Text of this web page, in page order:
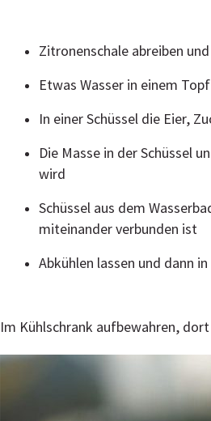
Zitronenschale abreiben
Etwas Wasser in einem
In einer Schüssel die Eier,
Die Masse in der Schüssel
wird
Schüssel aus dem
miteinander verbunden ist
Abkühlen lassen und dann
Im Kühlschrank aufbewahren,